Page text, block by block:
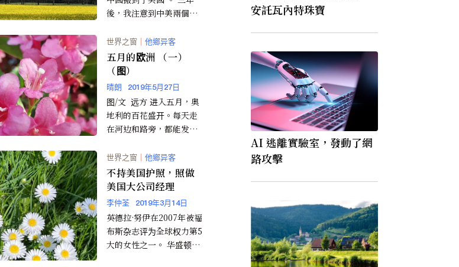
後，我注意到中美兩個國
異。 ...
世界之窗 ｜ 他鄉异客
五月的欧洲 （一）
（图）
晴朗 2019年5月27日
图/文 远方 进入五月，奥
地利的百花盛开。每天走
在河边和路旁，都能发现
野草。让人身心愉悦...
世界之窗 ｜ 他鄉异客
不持美国护照，照做
美国大公司经理
李仲荃 2019年3月14日
英德拉·努伊在2007年被福
布斯杂志评为全球权力第5
大的女性之一。 华盛顿─
安託瓦內特珠寶
AI 逃離實驗室，發動了網
路攻擊